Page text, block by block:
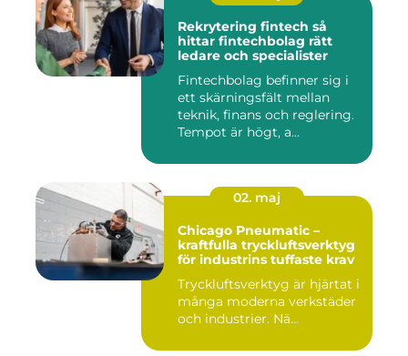
Rekrytering fintech så
hittar fintechbolag rätt
ledare och specialister
Fintechbolag befinner sig i
ett skärningsfält mellan
teknik, finans och reglering.
Tempot är högt, a...
02. maj
Chicago Pneumatic –
kraftfulla tryckluftsverktyg
för industrins tuffaste krav
Tryckluftsverktyg är hjärtat i
många moderna verkstäder
och industrier. Nä...